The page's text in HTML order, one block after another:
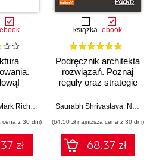
ebook
Richards Neal Ford
cena z 30 dni)
zł
książka ebook
Podręcznik architekta
rozwiązań. Poznaj
reguły oraz strategie
rozpocznij niezwykłą
Saurabh Shrivastava, Neelanjali Srivastav
(64,50 zł najniższa cena z 30 dni)
68.37 zł